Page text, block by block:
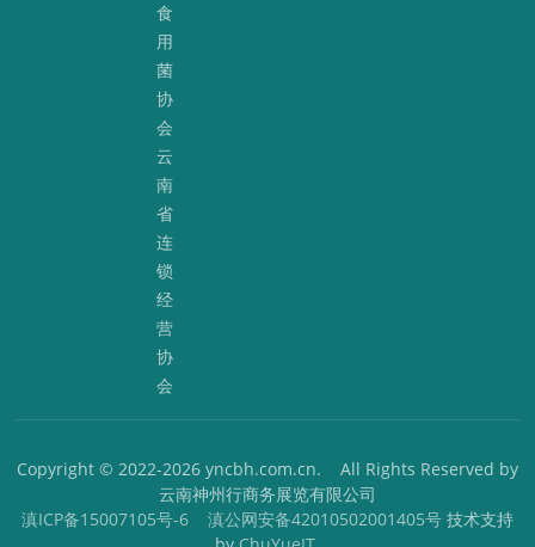
食
用
菌
协
会
云
南
省
连
锁
经
营
协
会
Copyright © 2022-2026 yncbh.com.cn. All Rights Reserved by
云南神州行商务展览有限公司
滇ICP备15007105号-6
滇公网安备42010502001405号 技术支持